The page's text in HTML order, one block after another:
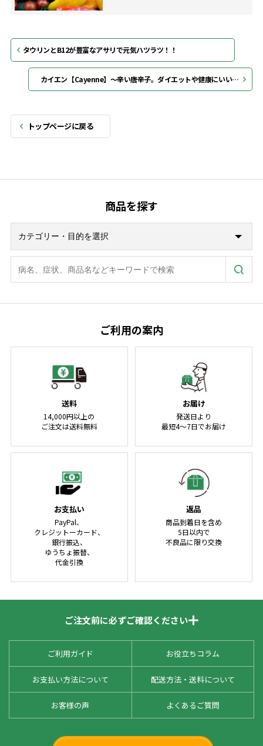
タウリンとB12が豊富なアサリで元気ハツラツ！！
カイエン【Cayenne】～辛い唐辛子。ダイエットや健康にいい手軽で身近なハーブ～
トップページに戻る
商品を探す
ご利用の案内
送料
14,000円以上の
ご注文は送料無料
お届け
発送日より
最短4～7日でお届け
お支払い
PayPal、
クレジットーカード、
銀行振込、
ゆうちょ振替、
代金引換
返品
商品到着日を含め
5日以内で
不良品に限り交換
ご注文前に必ずご確認ください
ご利用ガイド お役立ちコラム
お支払い方法について 配送方法・送料について
お客様の声 よくあるご質問